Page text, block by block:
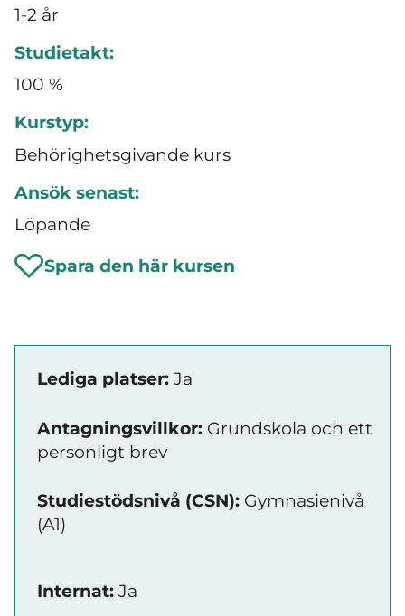
1-2 år
Studietakt:
100 %
Kurstyp:
Behörighetsgivande kurs
Ansök senast:
Löpande
Spara den här kursen
Lediga platser: Ja
Antagningsvillkor: Grundskola och ett
personligt brev
Studiestödsnivå (CSN): Gymnasienivå
(A1)
Internat: Ja